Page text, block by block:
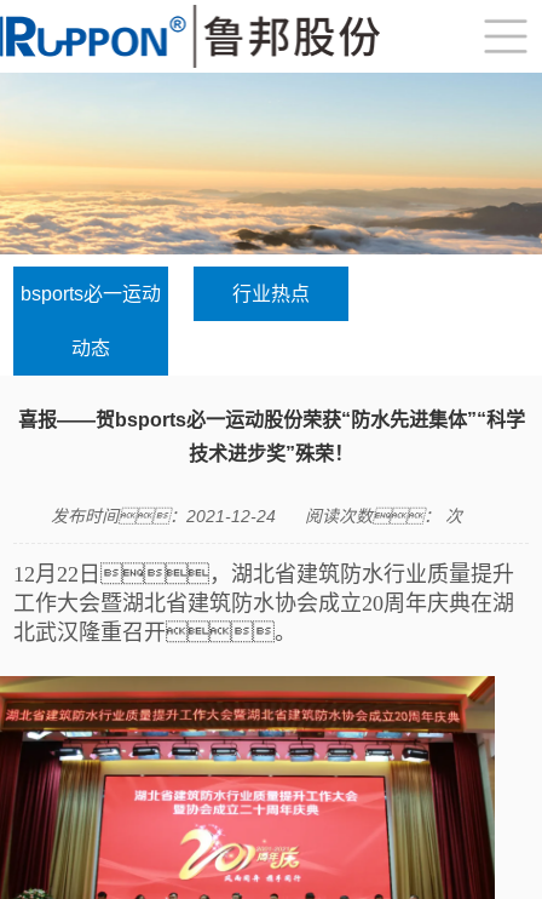
bsports必一运动
动态
行业热点
喜报——贺bsports必一运动股份荣获“防水先进集体”“科学
技术进步奖”殊荣！
发布时间：2021-12-24 阅读次数： 次
12月22日，湖北省建筑防水行业质量提升
工作大会暨湖北省建筑防水协会成立20周年庆典在湖
北武汉隆重召开。